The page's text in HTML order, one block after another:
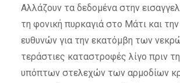
Αλλάζουν τα δεδομένα στην
τη φονική πυρκαγιά στο Μάτι και
ευθυνών για την εκατόμβη των
τεράστιες καταστροφές λίγο πριν
υπόπτων στελεχών των αρμοδίων